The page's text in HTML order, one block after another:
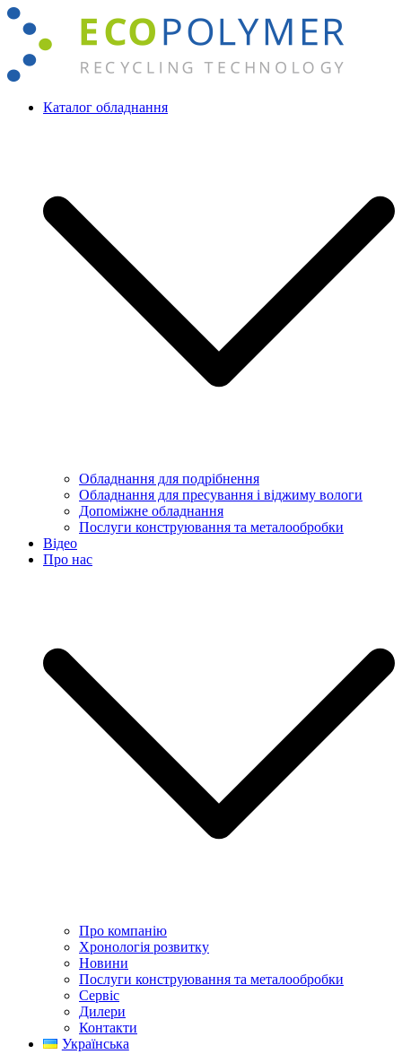
Перейти
вмісту
Каталог обладнання
Обладнання для подрібнення
Обладнання для пресування і віджиму вологи
Допоміжне обладнання
Послуги конструювання та металообробки
Відео
Про нас
Про компанію
Хронологія розвитку
Новини
Послуги конструювання та металообробки
Сервіс
Дилери
Контакти
Українська